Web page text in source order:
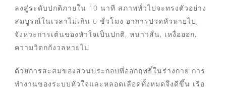
ลงสู่ระดับปกติภายใน 10 นาที สภาพทั่วไปจะทรงตัวอย่าง
สมบูรณ์ในเวลาไม่เกิน 6 ชั่วโมง อาการปวดหัวหายไป,
จังหวะการเต้นของหัวใจเป็นปกติ, หนาวสั่น, เหงื่อออก,
ความวิตกกังวลหายไป
ด้วยการสะสมของส่วนประกอบที่ออกฤทธิ์ในร่างกาย การ
ทำงานของระบบหัวใจและหลอดเลือดทั้งหมดจึงดีขึ้น เรือ